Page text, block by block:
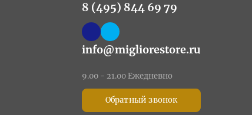
8 (495) 844 69 79
info@migliorestore.ru
9.00 - 21.00 Ежедневно
Обратный звонок